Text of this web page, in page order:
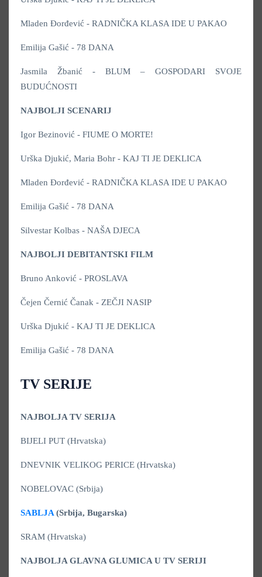
Mladen Đorđević - RADNIČKA KLASA IDE U PAKAO
Emilija Gašić - 78 DANA
Jasmila Žbanić - BLUM – GOSPODARI SVOJE
BUDUĆNOSTI
NAJBOLJI SCENARIJ
Igor Bezinović - FIUME O MORTE!
Urška Djukić, Maria Bohr - KAJ TI JE DEKLICA
Mladen Đorđević - RADNIČKA KLASA IDE U PAKAO
Emilija Gašić - 78 DANA
Silvestar Kolbas - NAŠA DJECA
NAJBOLJI DEBITANTSKI FILM
Bruno Anković - PROSLAVA
Čejen Černić Čanak - ZEČJI NASIP
Urška Djukić - KAJ TI JE DEKLICA
Emilija Gašić - 78 DANA
TV SERIJE
NAJBOLJA TV SERIJA
BIJELI PUT (Hrvatska)
DNEVNIK VELIKOG PERICE (Hrvatska)
NOBELOVAC (Srbija)
SABLJA (Srbija, Bugarska)
SRAM (Hrvatska)
NAJBOLJA GLAVNA GLUMICA U TV SERIJI